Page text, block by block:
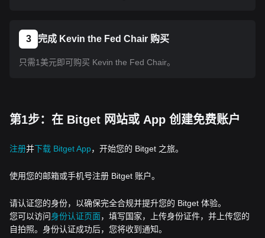
3 完成 Kevin the Fed Chair 购买
只需1美元即可购买 Kevin the Fed Chair。
第1步：在 Bitget 网站或 App 创建免费账户
注册并下载 Bitget App，开始您的 Bitget 之旅。
使用您的邮箱或手机号注册 Bitget 账户。
请认证您的身份，以确保完全合规并提升您的 Bitget 体验。
您可以访问身份认证页面，填写国家，上传身份证件，并上传您的
自拍照。身份认证成功后，您将收到通知。